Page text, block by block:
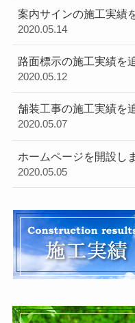
案内サインの施工実績
2020.05.14
路面標示の施工実績を
2020.05.12
舗装工事の施工実績を
2020.05.07
ホームページを開設し
2020.05.05